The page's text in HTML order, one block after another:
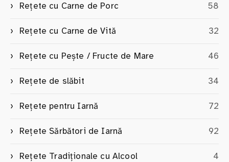
Rețete cu Carne de Porc 58
Rețete cu Carne de Vită 32
Rețete cu Pește / Fructe de Mare 46
Rețete de slăbit 34
Rețete pentru Iarnă 72
Rețete Sărbători de Iarnă 92
Rețete Tradiționale cu Alcool 4